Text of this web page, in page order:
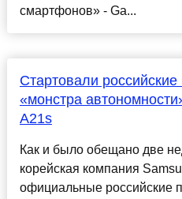
смартфонов» - Ga...
Стартовали
«монстра
A21s
Как и было обещано две
корейская компания
официальные российские